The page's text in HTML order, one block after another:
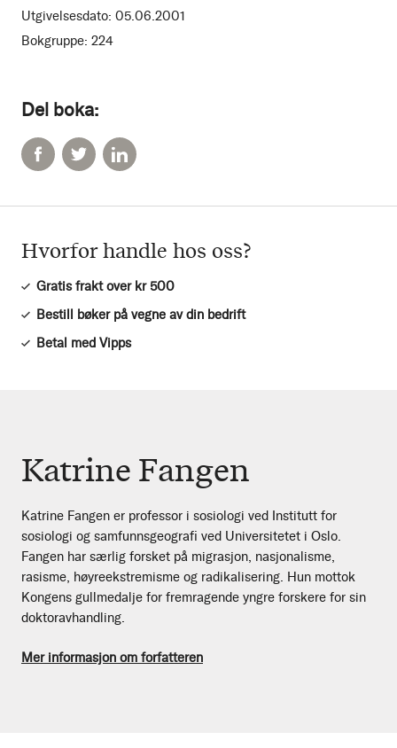
Del boka:
Utgivelsesdato: 05.06.2001
Bokgruppe: 224
Hvorfor handle hos oss?
Gratis frakt over kr 500
Bestill bøker på vegne av din bedrift
Betal med Vipps
Katrine Fangen
Katrine Fangen er professor i sosiologi ved Institutt for
sosiologi og samfunnsgeografi ved Universitetet i Oslo.
Fangen har særlig forsket på migrasjon, nasjonalisme,
rasisme, høyreekstremisme og radikalisering. Hun mottok
Kongens gullmedalje for fremragende yngre forskere for sin
doktoravhandling.
Mer informasjon om forfatteren